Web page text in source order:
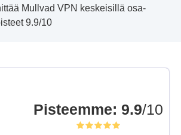
Mullvad VPN keskeisillä osa-
9.9/10
Pisteemme: 9.9/10